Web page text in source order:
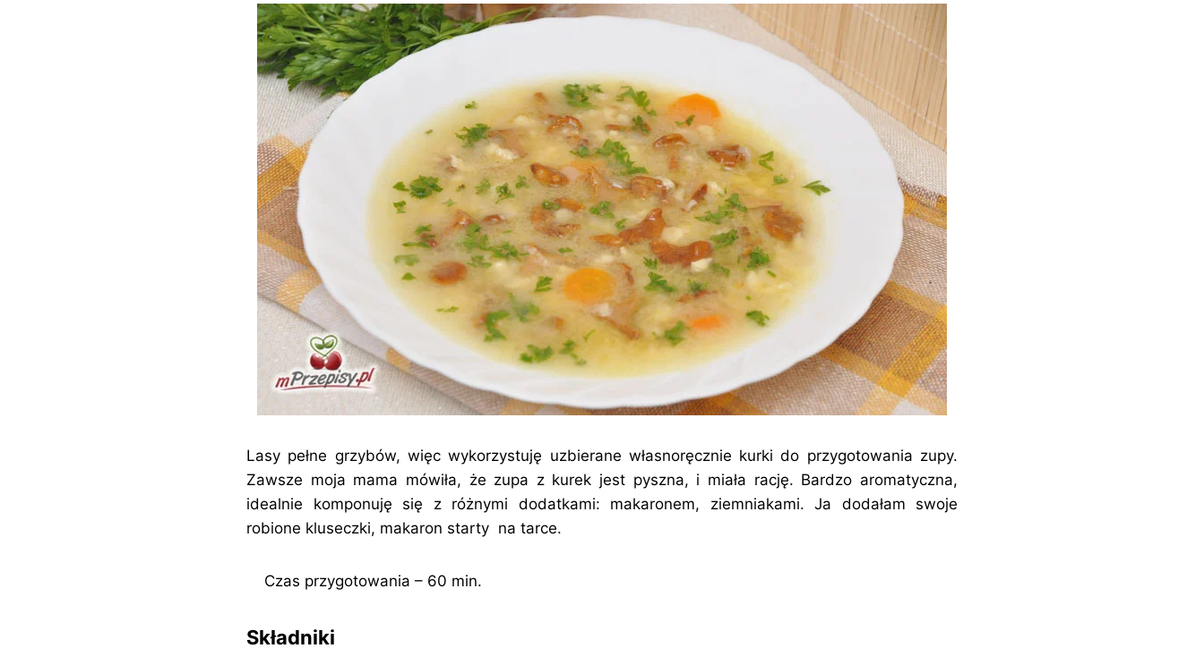
Lasy pełne grzybów, więc wykorzystuję uzbierane własnoręcznie kurki do przygotowania zupy.
Zawsze moja mama mówiła, że zupa z kurek jest pyszna, i miała rację. Bardzo aromatyczna,
idealnie komponuję się z różnymi dodatkami: makaronem, ziemniakami. Ja dodałam swoje
robione kluseczki, makaron starty na tarce.
Czas przygotowania – 60 min.
Składniki